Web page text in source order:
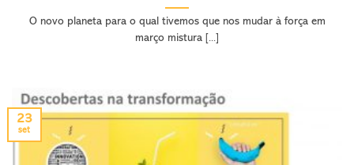
O novo planeta para o qual tivemos que nos mudar à força em
março mistura [...]
23
set